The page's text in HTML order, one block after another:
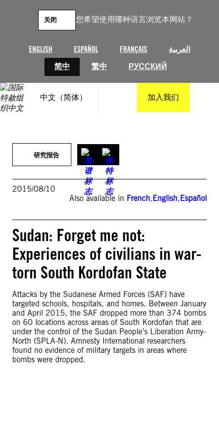
您希望使用哪种语言浏览本网站？
ENGLISH ESPAÑOL FRANÇAIS
العربية
简中
繁中 РУССКИЙ
关闭
中文（简体） 加入我们
研究报告
2015/08/10
Also available in French,English,Español
Sudan: Forget me not:
Experiences of civilians in war-
torn South Kordofan State
Attacks by the Sudanese Armed Forces (SAF) have
targeted schools, hospitals, and homes. Between January
and April 2015, the SAF dropped more than 374 bombs
on 60 locations across areas of South Kordofan that are
under the control of the Sudan People’s Liberation Army-
North (SPLA-N). Amnesty International researchers
found no evidence of military targets in areas where
bombs were dropped.